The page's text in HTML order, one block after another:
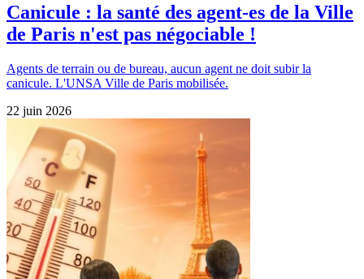
Canicule : la santé des agent-es de la Ville
de Paris n'est pas négociable !
Agents de terrain ou de bureau, aucun agent ne doit subir la
canicule. L'UNSA Ville de Paris mobilisée.
22 juin 2026